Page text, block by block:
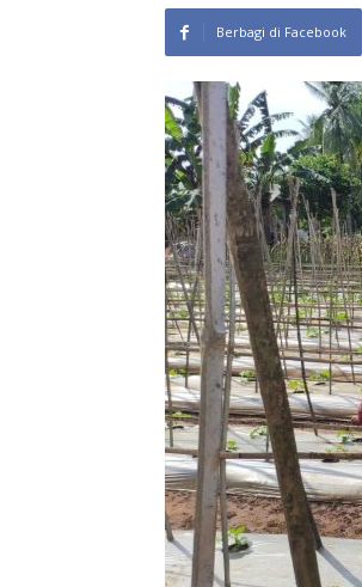
Berbagi di Facebook